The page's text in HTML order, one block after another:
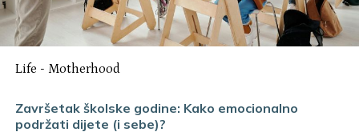
Life - Motherhood
Završetak školske godine: Kako emocionalno
podržati dijete (i sebe)?